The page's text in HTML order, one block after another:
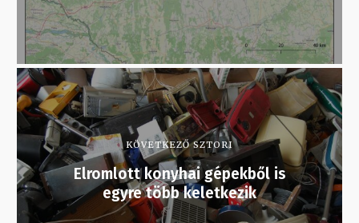
KÖVETKEZŐ SZTORI
Elromlott konyhai gépekből is
egyre több keletkezik